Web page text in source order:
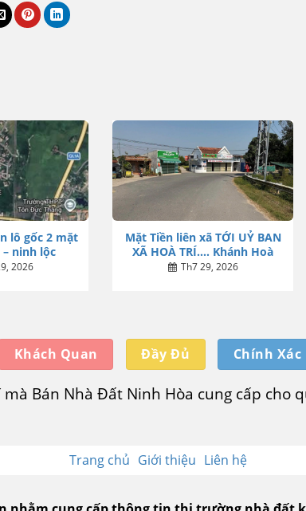
lô gốc 2 mặt
ninh lộc
2026
Mặt Tiền liên xã TỚI UỶ BAN
XÃ HOÀ TRÍ…. Khánh Hoà
Th7 29, 2026
Khách Quan Đầy Đủ Chính Xác
Bán Nhà Đất Ninh Hòa cung cấp cho
Trang chủ Giới thiệu Liên hệ